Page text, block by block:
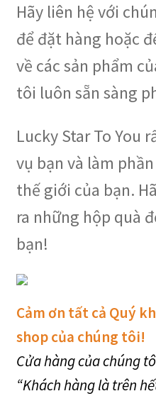
Hãy liên hệ với
để đặt hàng hoặc
về các sản phẩm
tôi luôn sẵn sàng
Lucky Star To You
vụ bạn và làm
thế giới của bạn.
ra những hộp quà
bạn!
Cảm ơn tất cả Quý
shop của chúng tôi!
Cửa hàng của chúng
“Khách hàng là trên